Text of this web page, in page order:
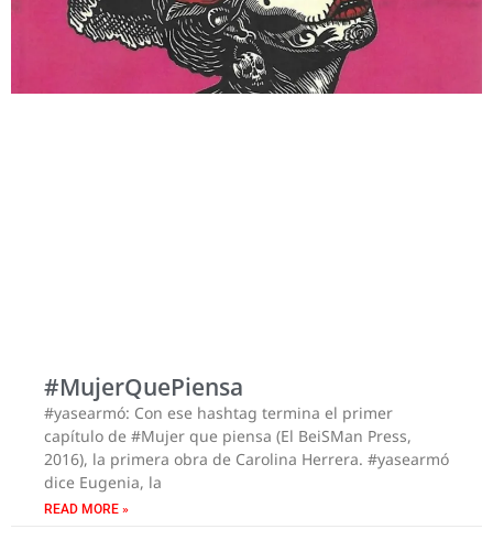
#MujerQuePiensa
#yasearmó: Con ese hashtag termina el primer
capítulo de #Mujer que piensa (El BeiSMan Press,
2016), la primera obra de Carolina Herrera. #yasearmó
dice Eugenia, la
READ MORE »